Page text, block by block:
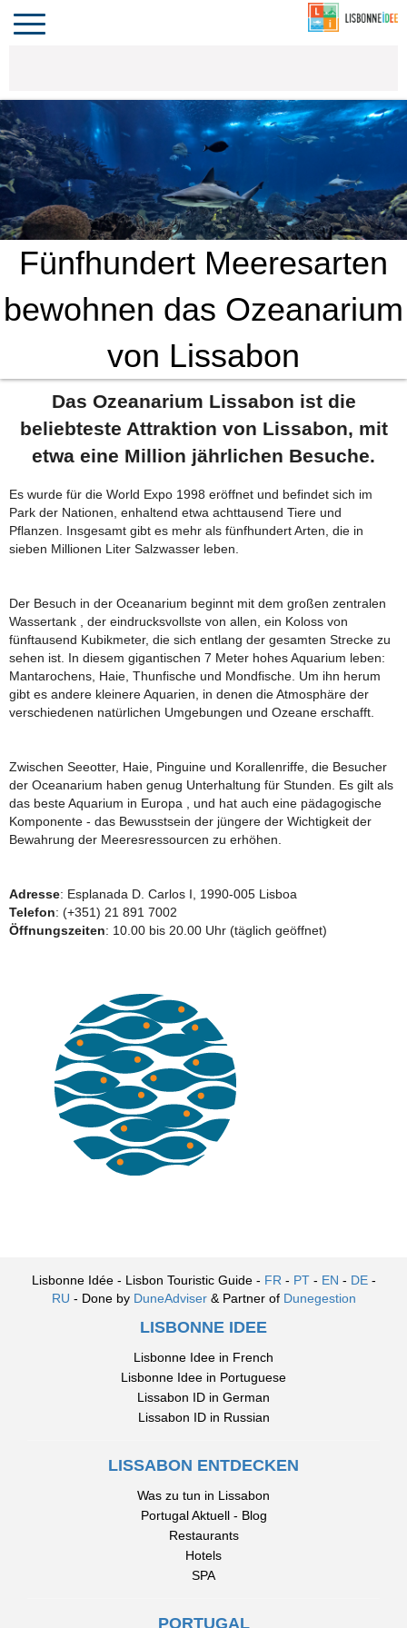
LE PORTUGAL
Toggle
navigation
Fünfhundert Meeresarten
bewohnen das Ozeanarium
von Lissabon
Das Ozeanarium Lissabon ist die
beliebteste Attraktion von Lissabon, mit
etwa eine Million jährlichen Besuche.
Es wurde für die World Expo 1998 eröffnet und befindet sich im
Park der Nationen, enhaltend etwa achttausend Tiere und
Pflanzen. Insgesamt gibt es mehr als fünfhundert Arten, die in
sieben Millionen Liter Salzwasser leben.
Der Besuch in der Oceanarium beginnt mit dem großen zentralen
Wassertank , der eindrucksvollste von allen, ein Koloss von
fünftausend Kubikmeter, die sich entlang der gesamten Strecke zu
sehen ist. In diesem gigantischen 7 Meter hohes Aquarium leben:
Mantarochens, Haie, Thunfische und Mondfische. Um ihn herum
gibt es andere kleinere Aquarien, in denen die Atmosphäre der
verschiedenen natürlichen Umgebungen und Ozeane erschafft.
Zwischen Seeotter, Haie, Pinguine und Korallenriffe, die Besucher
der Oceanarium haben genug Unterhaltung für Stunden. Es gilt als
das beste Aquarium in Europa , und hat auch eine pädagogische
Komponente - das Bewusstsein der jüngere der Wichtigkeit der
Bewahrung der Meeresressourcen zu erhöhen.
Adresse: Esplanada D. Carlos I, 1990-005 Lisboa
Telefon: (+351) 21 891 7002
Öffnungszeiten: 10.00 bis 20.00 Uhr (täglich geöffnet)
Lisbonne Idée - Lisbon Touristic Guide - FR- PT- EN - DE-
RU - Done by DuneAdviser& Partner of Dunegestion
LISBONNE IDEE
Lisbonne Idee in French
Lisbonne Idee in Portuguese
Lissabon ID in German
Lissabon ID in Russian
LISSABON ENTDECKEN
Was zu tun in Lissabon
Portugal Aktuell - Blog
Restaurants
Hotels
SPA
PORTUGAL